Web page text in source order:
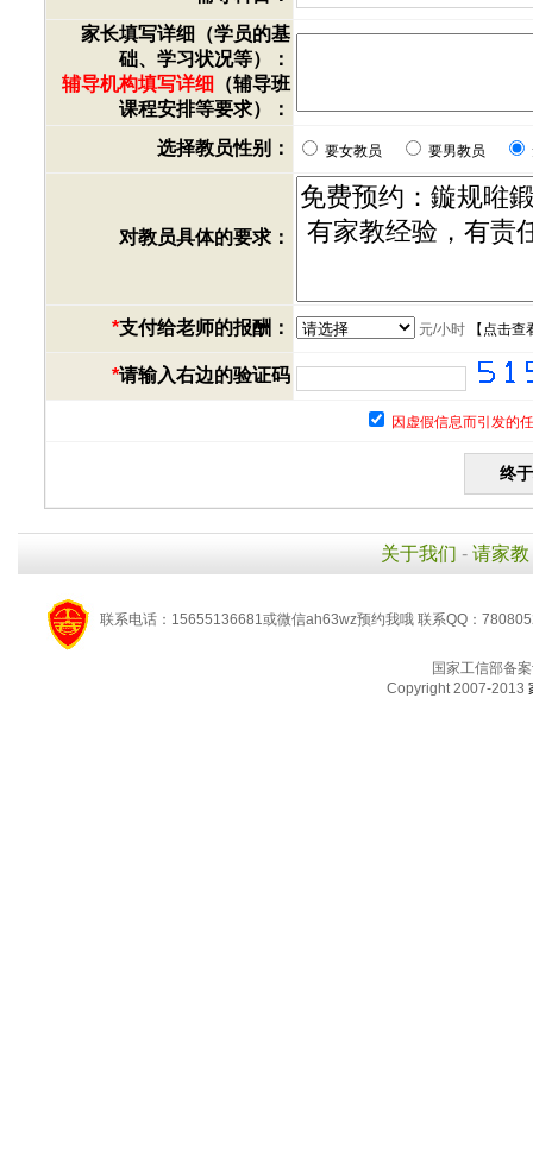
家长填写详细（学员的基
础、学习状况等）：
辅导机构填写详细 （辅导班
课程安排等要求）：
选择教员性别：
要女教员 要男教员
对教员具体的要求：
*支付给老师的报酬： 元/小时【 点击查
*请输入右边的验证码
因虚假信息而引发的
关于我们 - 请家教
联系电话：15655136681或微信ah63wz预约我哦 联系QQ：
国家工信部备
Copyright 2007-2013